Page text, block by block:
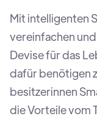
Mit intelligenten
vereinfachen
Devise für das
dafür benötigen
besitzerinnen
die Vorteile vom